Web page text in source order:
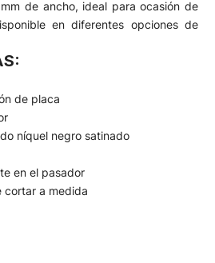
de ancho, ideal para ocasión de
en diferentes opciones de
de placa
níquel negro satinado
en el pasador
cortar a medida